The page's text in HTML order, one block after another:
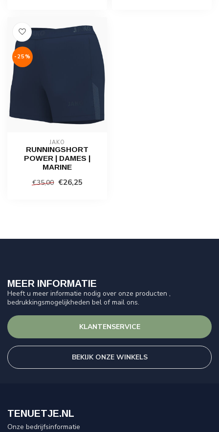
-25%
JAKO
RUNNINGSHORT
POWER | DAMES |
MARINE
€35,00 €26,25
MEER INFORMATIE
Heeft u meer informatie nodig over onze producten ,
bedrukkingsmogelijkheden bel of mail ons.
KLANTENSERVICE
BEKIJK ONZE WINKELS
TENUETJE.NL
Onze bedrijfsinformatie